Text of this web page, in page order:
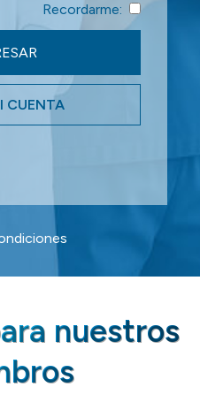
Recordarme:
CUENTA
nuestros